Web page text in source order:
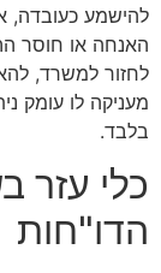
להישמע
האנחה או חוסר
לחזור למשרד,
מעניקה לו עומק
בלבד.
כלי עזר
הדו"חות